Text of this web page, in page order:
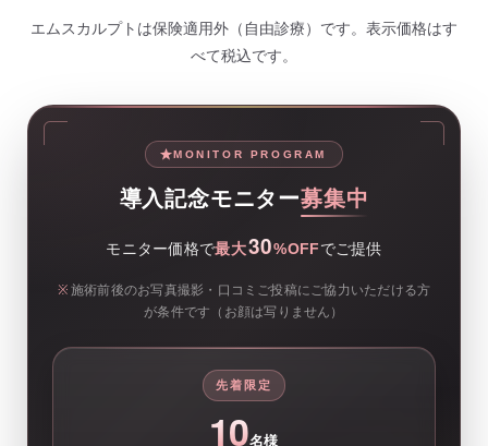
エムスカルプトは保険適用外（自由診療）です。表示価格はす
べて税込です。
MONITOR PROGRAM
導入記念モニター募集中
モニター価格で最大30%OFFでご提供
※ 施術前後のお写真撮影・口コミご投稿にご協力いただける方
が条件です（お顔は写りません）
先着限定
10名様